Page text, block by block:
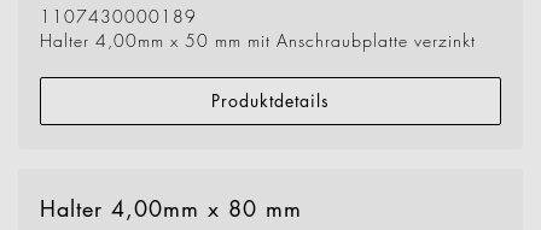
1107430000189
Halter 4,00mm x 50 mm mit Anschraubplatte verzinkt
Produktdetails
Halter 4,00mm x 80 mm